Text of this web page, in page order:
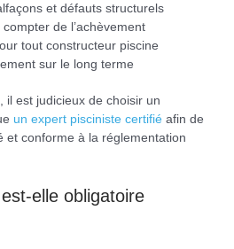
et défauts structurels
de l’achèvement
tout constructeur piscine
sur le long terme
il est judicieux de choisir un
un expert pisciniste certifié afin de
et conforme à la réglementation
elle obligatoire